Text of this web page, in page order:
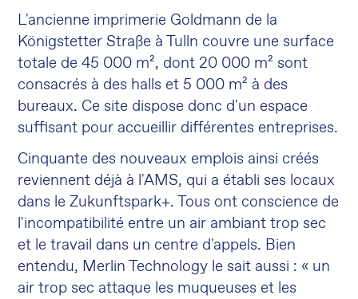
L'ancienne imprimerie Goldmann de la
Königstetter Straße à Tulln couvre une surface
totale de 45 000 m², dont 20 000 m² sont
consacrés à des halls et 5 000 m² à des
bureaux. Ce site dispose donc d'un espace
suffisant pour accueillir différentes entreprises.
Cinquante des nouveaux emplois ainsi créés
reviennent déjà à l'AMS, qui a établi ses locaux
dans le Zukunftspark+. Tous ont conscience de
l'incompatibilité entre un air ambiant trop sec
et le travail dans un centre d'appels. Bien
entendu, Merlin Technology le sait aussi : « un
air trop sec attaque les muqueuses et les